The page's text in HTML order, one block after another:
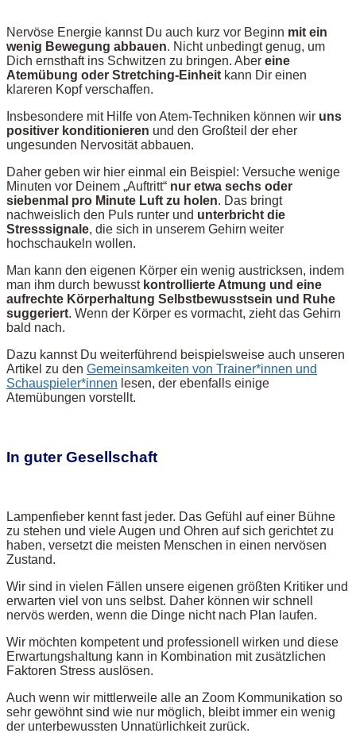
Nervöse Energie kannst Du auch kurz vor Beginn mit ein
wenig Bewegung abbauen. Nicht unbedingt genug, um
Dich ernsthaft ins Schwitzen zu bringen. Aber eine
Atemübung oder Stretching-Einheit kann Dir einen
klareren Kopf verschaffen.
Insbesondere mit Hilfe von Atem-Techniken können wir uns
positiver konditionieren und den Großteil der eher
ungesunden Nervosität abbauen.
Daher geben wir hier einmal ein Beispiel: Versuche wenige
Minuten vor Deinem „Auftritt“ nur etwa sechs oder
siebenmal pro Minute Luft zu holen. Das bringt
nachweislich den Puls runter und unterbricht die
Stresssignale, die sich in unserem Gehirn weiter
hochschaukeln wollen.
Man kann den eigenen Körper ein wenig austricksen, indem
man ihm durch bewusst kontrollierte Atmung und eine
aufrechte Körperhaltung Selbstbewusstsein und Ruhe
suggeriert. Wenn der Körper es vormacht, zieht das Gehirn
bald nach.
Dazu kannst Du weiterführend beispielsweise auch unseren
Artikel zu den Gemeinsamkeiten von Trainer*innen und
Schauspieler*innen lesen, der ebenfalls einige
Atemübungen vorstellt.
In guter Gesellschaft
Lampenfieber kennt fast jeder. Das Gefühl auf einer Bühne
zu stehen und viele Augen und Ohren auf sich gerichtet zu
haben, versetzt die meisten Menschen in einen nervösen
Zustand.
Wir sind in vielen Fällen unsere eigenen größten Kritiker und
erwarten viel von uns selbst. Daher können wir schnell
nervös werden, wenn die Dinge nicht nach Plan laufen.
Wir möchten kompetent und professionell wirken und diese
Erwartungshaltung kann in Kombination mit zusätzlichen
Faktoren Stress auslösen.
Auch wenn wir mittlerweile alle an Zoom Kommunikation so
sehr gewöhnt sind wie nur möglich, bleibt immer ein wenig
der unterbewussten Unnatürlichkeit zurück.